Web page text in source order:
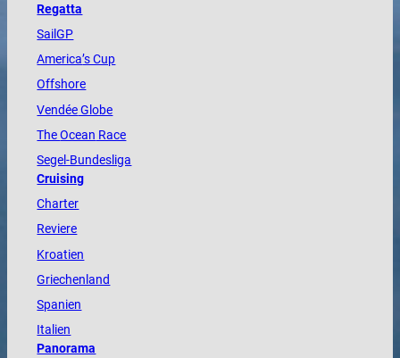
Regatta
SailGP
America’s Cup
Offshore
VendéeGlobe
TheOcean Race
Segel-Bundesliga
Cruising
Charter
Reviere
Kroatien
Griechenland
Spanien
Italien
Panorama